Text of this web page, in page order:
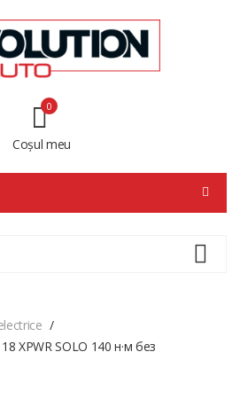
Coșul meu
0
XPWR SOLO 140 н·м без